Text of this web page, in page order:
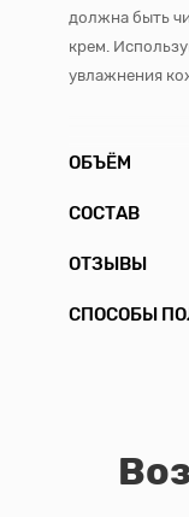
должна быть
крем.
увлажнения
ОБЪЁМ
СОСТАВ
ОТЗЫВЫ
СПОСОБЫ